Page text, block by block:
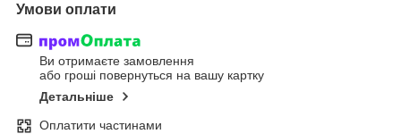
Умови оплати
Ви отримаєте замовлення
або гроші повернуться на вашу картку
Детальніше
Оплатити частинами